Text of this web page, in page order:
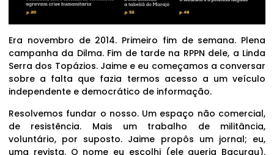
Era novembro de 2014. Primeiro fim de semana. Plena
campanha da Dilma. Fim de tarde na RPPN dele, a Linda
Serra dos Topázios. Jaime e eu começamos a conversar
sobre a falta que fazia termos acesso a um veículo
independente e democrático de informação.
Resolvemos fundar o nosso. Um espaço não comercial,
de resistência. Mais um trabalho de militância,
voluntário, por suposto. Jaime propôs um jornal; eu,
uma revista. O nome eu escolhi (ele queria Bacurau).